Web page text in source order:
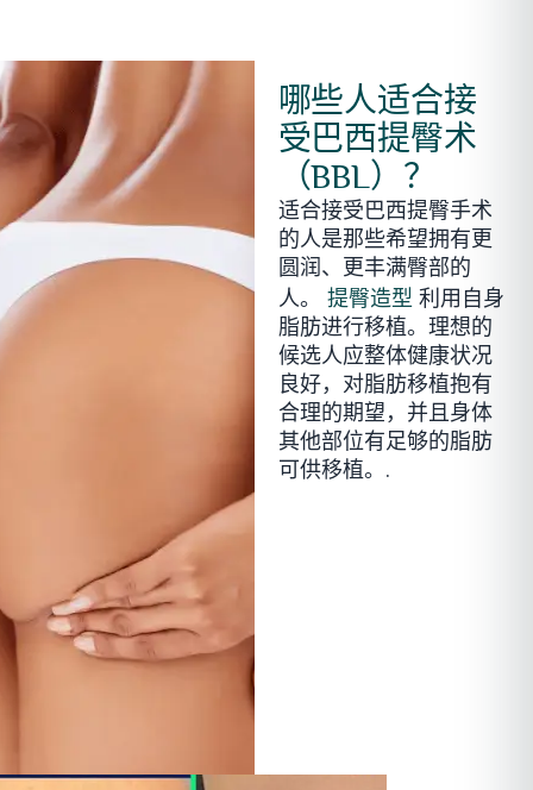
哪些人适合接
受巴西提臀术
（BBL）？
适合接受巴西提臀手术
的人是那些希望拥有更
圆润、更丰满臀部的
人。
提臀造型利用自身
脂肪进行移植。理想的
候选人应整体健康状况
良好，对脂肪移植抱有
合理的期望，并且身体
其他部位有足够的脂肪
可供移植。.